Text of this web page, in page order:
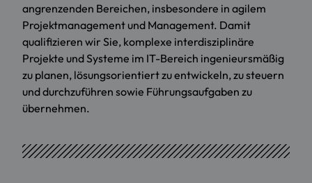
angrenzenden Bereichen, insbesondere in agilem
Projektmanagement und Management. Damit
qualifizieren wir Sie, komplexe interdisziplinäre
Projekte und Systeme im IT-Bereich ingenieursmäßig
zu planen, lösungsorientiert zu entwickeln, zu steuern
und durchzuführen sowie Führungsaufgaben zu
übernehmen.